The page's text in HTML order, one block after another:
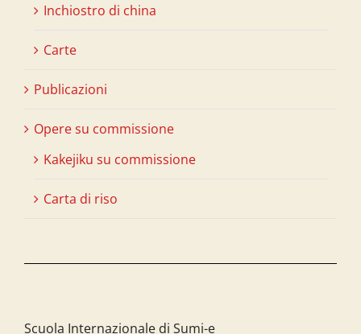
Inchiostro di china
Carte
Publicazioni
Opere su commissione
Kakejiku su commissione
Carta di riso
Scuola Internazionale di Sumi-e